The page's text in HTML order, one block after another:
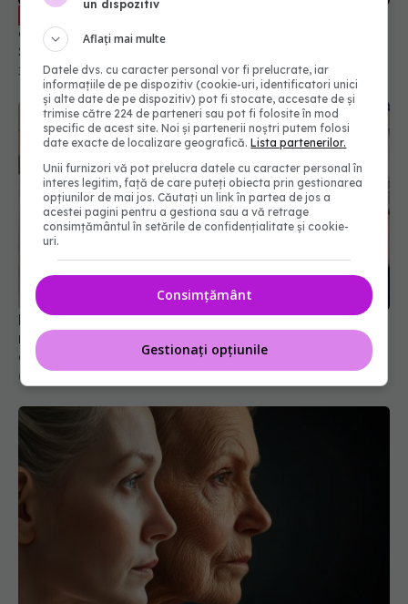
31 iul 2026, 16:23
nașterea celui de-al cincilea copil: Aș putea naște
de o mie de ori
02 aug 2026, 14:06
Valurile de căldură pot îmbătrâni organismul cu
până la 6 luni. Efectul ascuns al caniculei asupra
corpului
un dispozitiv
Aflați mai multe
Datele dvs. cu caracter personal vor fi prelucrate, iar
informațiile de pe dispozitiv (cookie-uri, identificatori unici
și alte date de pe dispozitiv) pot fi stocate, accesate de și
trimise către 224 de parteneri sau pot fi folosite în mod
specific de acest site. Noi și partenerii noștri putem folosi
date exacte de localizare geografică.Lista partenerilor.
Unii furnizori vă pot prelucra datele cu caracter personal în
interes legitim, față de care puteți obiecta prin gestionarea
opțiunilor de mai jos. Căutați un link în partea de jos a
acestei pagini pentru a gestiona sau a vă retrage
consimțământul în setările de confidențialitate și cookie-
uri.
Consimțământ
Gestionați opțiunile